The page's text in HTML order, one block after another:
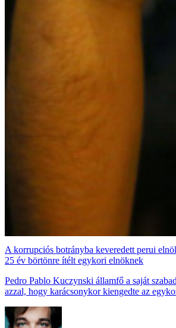
A korrupciós botrányba keveredett perui
25 év börtönre ítélt egykori elnöknek
Pedro Pablo Kuczynski államfő a saját
azzal, hogy karácsonykor kiengedte az